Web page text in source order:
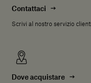
Contattaci
Scrivi al nostro servizio
Dove acquistare